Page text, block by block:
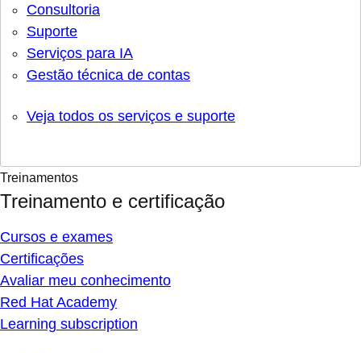
Consultoria
Suporte
Serviços para IA
Gestão técnica de contas
Veja todos os serviços e suporte
Treinamentos
Treinamento e certificação
Cursos e exames
Certificações
Avaliar meu conhecimento
Red Hat Academy
Learning subscription